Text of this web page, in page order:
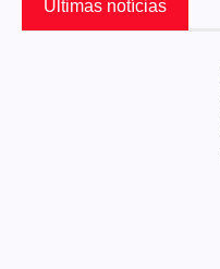
Últimas notícias